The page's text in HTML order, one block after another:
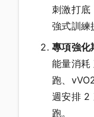
刺激打底
強式訓練
專項強化
能量消耗
跑、
週安排 2
跑。